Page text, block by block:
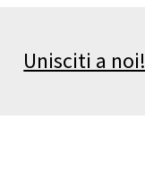
Unisciti a noi!